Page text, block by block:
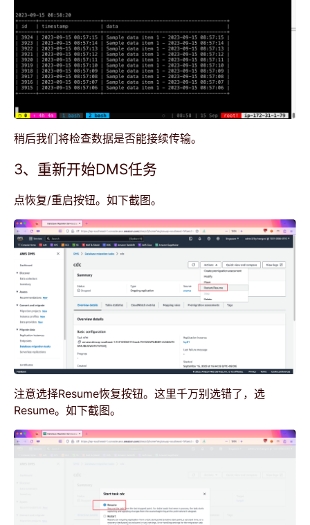
稍后我们将检查数据是否能接续传输。
3、重新开始DMS任务
点恢复/重启按钮。如下截图。
注意选择Resume恢复按钮。这里千万别选错了，选
Resume。如下截图。